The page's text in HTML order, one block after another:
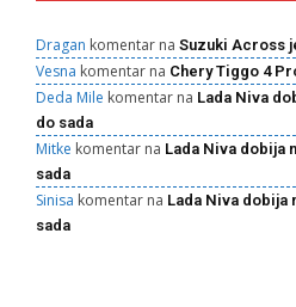
Dragan komentar na Suzuki Across
Vesna komentar na Chery Tiggo 4
Deda Mile komentar na Lada Niva
do sada
Mitke komentar na Lada Niva dobija
sada
Sinisa komentar na Lada Niva dobija
sada